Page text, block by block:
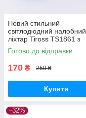
Новий стильний
світлодіодний налобний
ліхтар Tiross TS1861 з
Європи
Готово до відправки
170 ₴ 250 ₴
Купити
–32%